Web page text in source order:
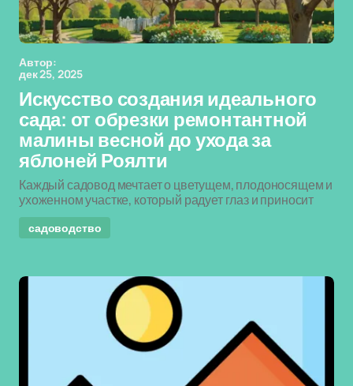
Автор:
дек 25, 2025
Искусство создания идеального
сада: от обрезки ремонтантной
малины весной до ухода за
яблоней Роялти
Каждый садовод мечтает о цветущем, плодоносящем и
ухоженном участке, который радует глаз и приносит
садоводство